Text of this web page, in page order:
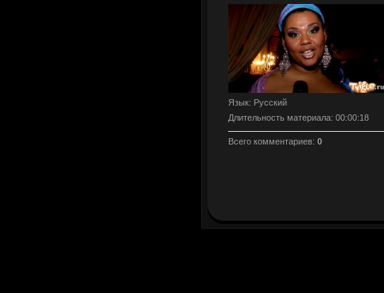
Язык: Русский
Длительность материала: 00:00:18
Всего комментариев: 0